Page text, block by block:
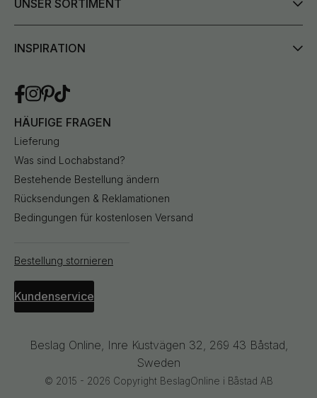
UNSER SORTIMENT
INSPIRATION
HÄUFIGE FRAGEN
Lieferung
Was sind Lochabstand?
Bestehende Bestellung ändern
Rücksendungen & Reklamationen
Bedingungen für kostenlosen Versand
Bestellung stornieren
Kundenservice
Beslag Online, Inre Kustvägen 32, 269 43 Båstad,
Sweden
© 2015 - 2026 Copyright BeslagOnline i Båstad AB